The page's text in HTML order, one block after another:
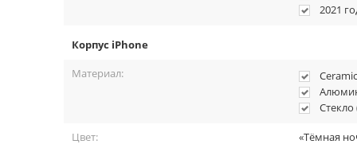
разрешение для всего, на что вы смотрите. Яркость2021
Корпус iPhone
Материал:
Стекло
Цвет:
«Тёмная